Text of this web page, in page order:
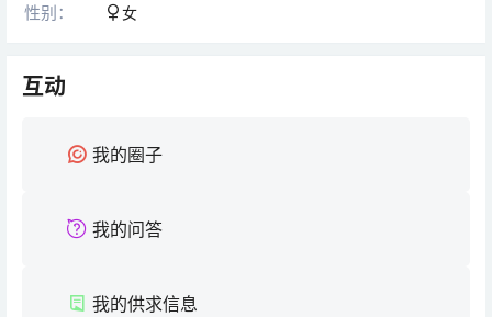
性别： 女
互动
我的圈子
我的问答
我的供求信息